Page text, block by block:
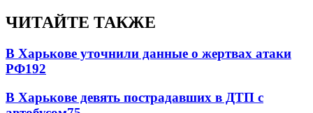
ЧИТАЙТЕ ТАКЖЕ
В Харькове уточнили данные о жертвах атаки
РФ192
В Харькове девять пострадавших в ДТП с